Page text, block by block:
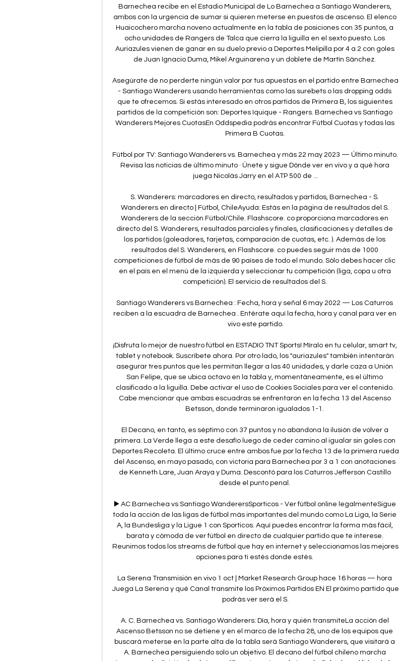
Barnechea recibe en el Estadio Municipal de Lo Barnechea a Santiago Wanderers,
ambos con la urgencia de sumar si quieren meterse en puestos de ascenso. El elenco
Huaicochero marcha noveno actualmente en la tabla de posiciones con 35 puntos, a
ocho unidades de Rangers de Talca que cierra la liguilla en el sexto puesto. Los
Auriazules vienen de ganar en su duelo previo a Deportes Melipilla por 4 a 2 con goles
de Juan Ignacio Duma, Mikel Arguinarena y un doblete de Martín Sánchez.
Asegúrate de no perderte ningún valor por tus apuestas en el partido entre Barnechea
- Santiago Wanderers usando herramientas como las surebets o las dropping odds
que te ofrecemos. Si estás interesado en otros partidos de Primera B, los siguientes
partidos de la competición son: Deportes Iquique - Rangers. Barnechea vs Santiago
Wanderers Mejores CuotasEn Oddspedia podrás encontrar Fútbol Cuotas y todas las
Primera B Cuotas.
Fútbol por TV: Santiago Wanderers vs. Barnechea y más 22 may 2023 — Último minuto.
Revisa las noticias de último minuto · Únete y sigue Dónde ver en vivo y a qué hora
juega Nicolás Jarry en el ATP 500 de ...
S. Wanderers: marcadores en directo, resultados y partidos, Barnechea - S.
Wanderers en directo | Fútbol, ChileAyuda: Estás en la página de resultados del S.
Wanderers de la sección Fútbol/Chile. Flashscore. co proporciona marcadores en
directo del S. Wanderers, resultados parciales y finales, clasificaciones y detalles de
los partidos (goleadores, tarjetas, comparación de cuotas, etc. ). Además de los
resultados del S. Wanderers, en Flashscore. co puedes seguir más de 1000
competiciones de fútbol de más de 90 países de todo el mundo. Sólo debes hacer clic
en el país en el menú de la izquierda y seleccionar tu competición (liga, copa u otra
competición). El servicio de resultados del S.
Santiago Wanderers vs Barnechea : Fecha, hora y señal 6 may 2022 — Los Caturros
reciben a la escuadra de Barnechea . Entérate aquí la fecha, hora y canal para ver en
vivo este partido.
¡Disfruta lo mejor de nuestro fútbol en ESTADIO TNT Sports! Míralo en tu celular, smart tv,
tablet y notebook. Suscríbete ahora. Por otro lado, los "auriazules" también intentarán
asegurar tres puntos que les permitan llegar a las 40 unidades, y darle caza a Unión
San Felipe, que se ubica octavo en la tabla y, momentáneamente, es el último
clasificado a la liguilla. Debe activar el uso de Cookies Sociales para ver el contenido.
Cabe mencionar que ambas escuadras se enfrentaron en la fecha 13 del Ascenso
Betsson, donde terminaron igualados 1-1.
El Decano, en tanto, es séptimo con 37 puntos y no abandona la ilusión de volver a
primera. La Verde llega a este desafío luego de ceder camino al igualar sin goles con
Deportes Recoleta. El último cruce entre ambos fue por la fecha 13 de la primera rueda
del Ascenso, en mayo pasado, con victoria para Barnechea por 3 a 1 con anotaciones
de Kenneth Lare, Juan Araya y Duma. Descontó para los Caturros Jefferson Castillo
desde el punto penal.
▶️ AC Barnechea vs Santiago WanderersSporticos - Ver fútbol online legalmenteSigue
toda la acción de las ligas de fútbol más importantes del mundo como La Liga, la Serie
A, la Bundesliga y la Ligue 1 con Sporticos. Aquí puedes encontrar la forma más fácil,
barata y cómoda de ver fútbol en directo de cualquier partido que te interese.
Reunimos todos los streams de fútbol que hay en internet y seleccionamos las mejores
opciones para ti estés donde estés.
La Serena Transmisión en vivo 1 oct | Market Research Group hace 16 horas — hora
Juega La Serena y qué Canal transmite los Próximos Partidos EN El próximo partido que
podrás ver será el S.
A. C. Barnechea vs. Santiago Wanderers: Día, hora y quién transmiteLa acción del
Ascenso Betsson no se detiene y en el marco de la fecha 28, uno de los equipos que
buscará meterse en la parte alta de la tabla será Santiago Wanderers, que visitará a
A. Barnechea persiguiendo solo un objetivo. El decano del fútbol chileno marcha